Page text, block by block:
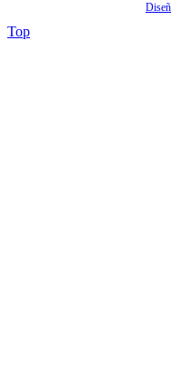
Top